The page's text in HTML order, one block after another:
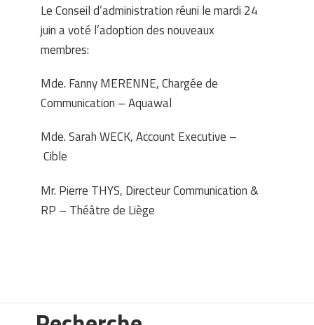
Le Conseil d’administration réuni le mardi 24
juin a voté l’adoption des nouveaux
membres:
Mde. Fanny MERENNE, Chargée de
Communication – Aquawal
Mde. Sarah WECK, Account Executive –
Cible
Mr. Pierre THYS, Directeur Communication &
RP – Théâtre de Liège